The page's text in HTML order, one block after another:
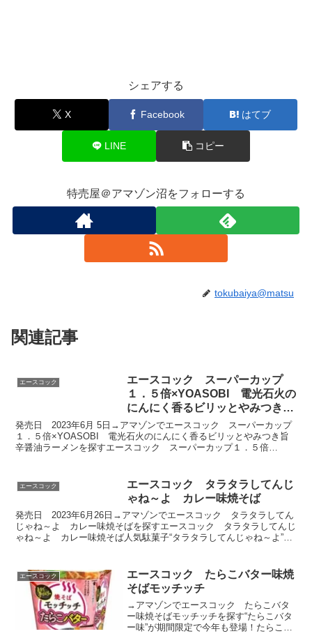
シェアする
X Facebook はてブ
LINE コピー
特売屋＠アマゾン沼をフォローする
tokubaiya@matsu
関連記事
エースコック
エースコック スーパーカップ
１．５倍×YOASOBI 電光石火の
にんにく香るビリッとやみつき旨
辛醤油ラーメン
発売日 2023年6月 5日→アマゾンでエースコック スーパーカップ
１．５倍×YOASOBI 電光石火のにんにく香るビリッとやみつき旨
辛醤油ラーメンを探すエースコック スーパーカップ１．５倍
エースコック
エースコック タラタラしてんじ
ゃね～よ カレー味焼そば
発売日 2023年6月26日→アマゾンでエースコック タラタラしてん
じゃね～よ カレー味焼そばを探すエースコック タラタラしてんじ
ゃね～よ カレー味焼そば人気駄菓子“タラタラしてんじゃね～よ”が
エースコック
エースコック たらこバター味焼
そばモッチッチ
→アマゾンでエースコック たらこバタ
ー味焼そばモッチッチを探す“たらこバタ
ー味”が期間限定で今年も登場！たらこの